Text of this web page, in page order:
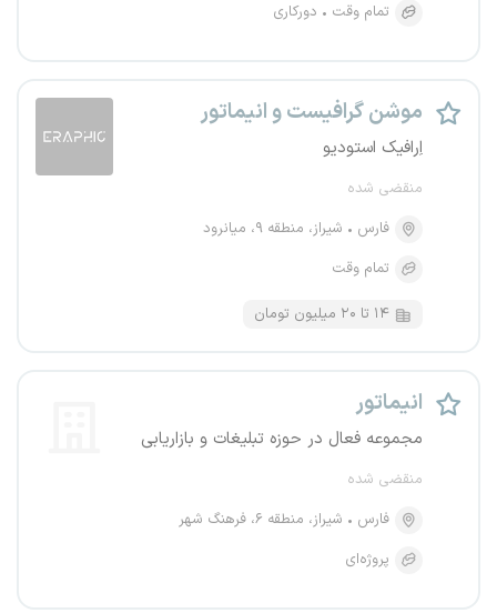
تمام وقت
دورکاری
موشن گرافیست و انیماتور
اِرافیک استودیو
منقضی شده
فارس
شیراز، منطقه ۹، میانرود
تمام وقت
۱۴ تا ۲۰ میلیون تومان
انیماتور
مجموعه فعال در حوزه تبلیغات و بازاریابی
منقضی شده
فارس
شیراز، منطقه ۶، فرهنگ شهر
پروژه‌ای